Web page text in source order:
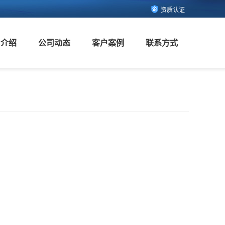
资质认证
绍 公司动态 客户案例 联系方式